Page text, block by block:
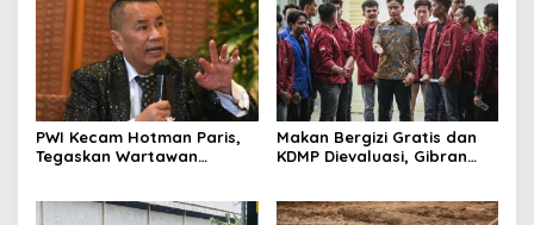
PWI Kecam Hotman Paris,
Tegaskan Wartawan
Makan Bergizi Gratis dan
KDMP Dievaluasi, Gibran